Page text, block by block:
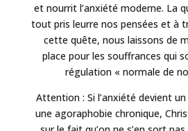
et nourrit l’anxiété moderne. La
tout pris leurre nos pensées et à
cette quête, nous laissons de
place pour les souffrances qui
régulation « normale de
Attention : Si l’anxiété devient
une agoraphobie chronique,